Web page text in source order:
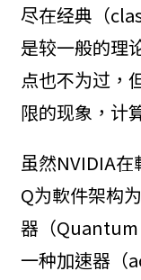
尽在经典（
是较一般的理
点也不为过，
限的现象，计
虽然NVIDIA
Q为軟件架构
器（Quantum
一种加速器（